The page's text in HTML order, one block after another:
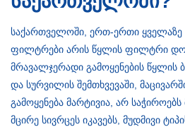
საქართველოში, ერთ-ერთი
ფილტრები არის წყლის ფილტრი
მრავალჯერადი გამოყენების წყლის
და სურვილის შემთხვევაში,
გამოყენება მარტივია, არ
მცირე სივრცეს იკავებს, მუდმივი